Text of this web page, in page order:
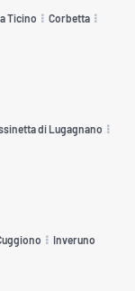
Ticino Corbetta
di Lugagnano
Inveruno